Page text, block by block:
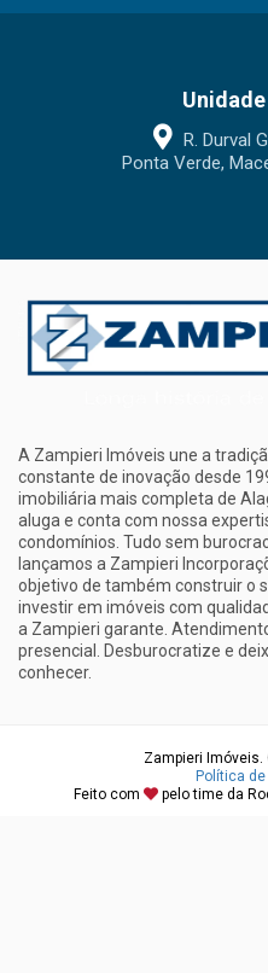
R. Durval
Ponta Verde,
A Zampieri Imóveis une a
constante de inovação desde
imobiliária mais completa de
aluga e conta com nossa
condomínios. Tudo sem
lançamos a Zampieri
objetivo de também construir o
investir em imóveis com
a Zampieri garante.
presencial. Desburocratize e
conhecer.
Zampieri Imóveis.
Política
Feito com
pelo time da